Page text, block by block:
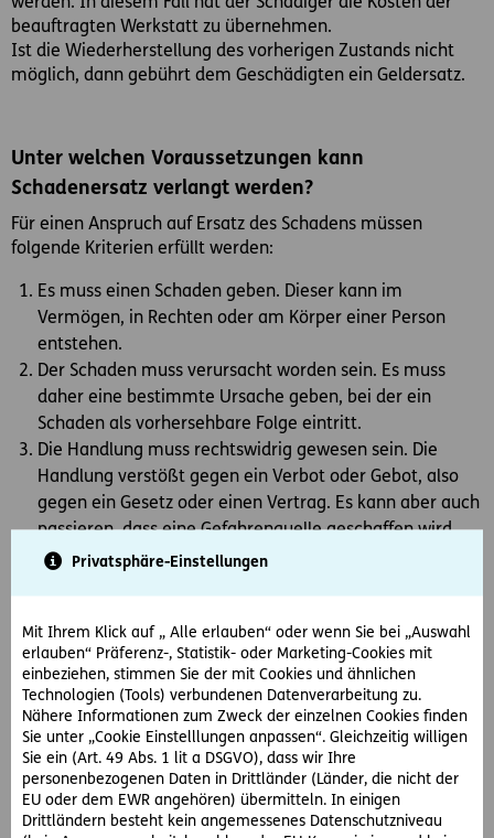
Privatsphäre-Einstellungen
Mit Ihrem Klick auf „ Alle erlauben“ oder wenn Sie bei „Auswahl
erlauben“ Präferenz-, Statistik- oder Marketing-Cookies mit
einbeziehen, stimmen Sie der mit Cookies und ähnlichen
Technologien (Tools) verbundenen Datenverarbeitung zu.
Nähere Informationen zum Zweck der einzelnen Cookies finden
Sie unter „Cookie Einstelllungen anpassen“. Gleichzeitig willigen
Sie ein (Art. 49 Abs. 1 lit a DSGVO), dass wir Ihre
personenbezogenen Daten in Drittländer (Länder, die nicht der
EU oder dem EWR angehören) übermitteln. In einigen
Drittländern besteht kein angemessenes Datenschutzniveau
beauftragten Werkstatt zu übernehmen.
Ist die Wiederherstellung des vorherigen Zustands nicht
möglich, dann gebührt dem Geschädigten ein Geldersatz.
Unter welchen Voraussetzungen kann
Schadenersatz verlangt werden?
Für einen Anspruch auf Ersatz des Schadens müssen
folgende Kriterien erfüllt werden:
Es muss einen Schaden geben. Dieser kann im
Vermögen, in Rechten oder am Körper einer Person
entstehen.
Der Schaden muss verursacht worden sein. Es muss
daher eine bestimmte Ursache geben, bei der ein
Schaden als vorhersehbare Folge eintritt.
Die Handlung muss rechtswidrig gewesen sein. Die
Handlung verstößt gegen ein Verbot oder Gebot, also
gegen ein Gesetz oder einen Vertrag. Es kann aber auch
passieren, dass eine Gefahrenquelle geschaffen wird.
Dabei muss derjenige, der diese Gefahrenquelle
Den Schädiger muss ein Verschulden treffen. Die
Handlung kann vorsätzlich oder (leicht bzw. grob)
fahrlässig vom Schädiger herbeigeführt werden.
Wie sieht es daher in jenem Fall aus, wenn der Autofahrer
Anton beim Aussteigen aus seinem Pkw die Autotür des
Wagens von Waldtraud unabsichtlich touchiert und ein
Kratzer entsteht?